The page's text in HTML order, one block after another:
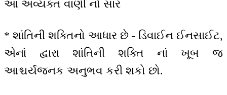
આ અવ્યક્ત વાણી નો સાર
* શાંતિની શક્તિનો આધાર છે - ડિવાઈન ઈનસાઈટ,
એનાં દ્વારા શાંતિની શક્તિ નાં ખૂબ જ
આશ્ચર્યજનક અનુભવ કરી શકો છો.